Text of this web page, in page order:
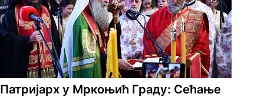
Патријарх у Мркоњић Граду: Сећање